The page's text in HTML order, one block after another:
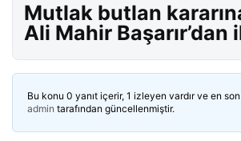
Mutlak butlan
Ali Mahir Başarır’dan
Bu konu 0 yanıt içerir, 1 izleyen vardır ve en son
admin tarafından güncellenmiştir.